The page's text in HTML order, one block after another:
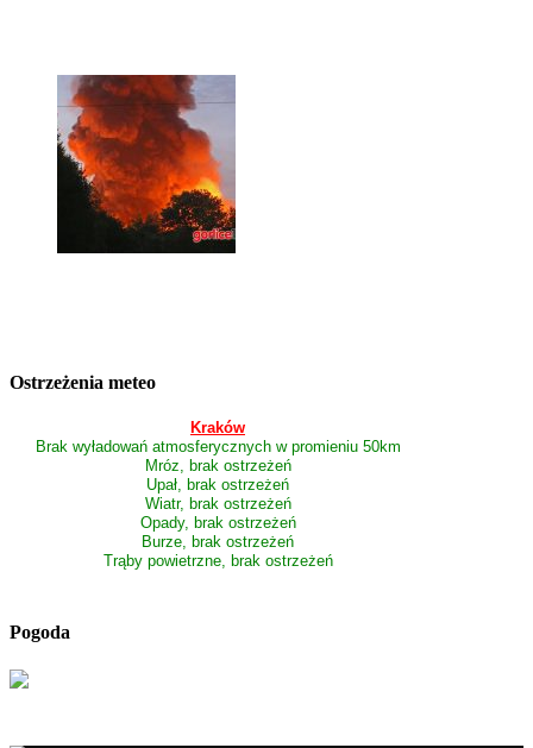
Ostrzeżenia meteo
Kraków
Brak wyładowań atmosferycznych w promieniu 50km
Mróz, brak ostrzeżeń
Upał, brak ostrzeżeń
Wiatr, brak ostrzeżeń
Opady, brak ostrzeżeń
Burze, brak ostrzeżeń
Trąby powietrzne, brak ostrzeżeń
Pogoda